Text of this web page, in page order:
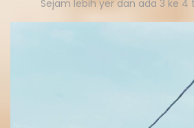
Sejam lebih yer dan ada 3 ke 4